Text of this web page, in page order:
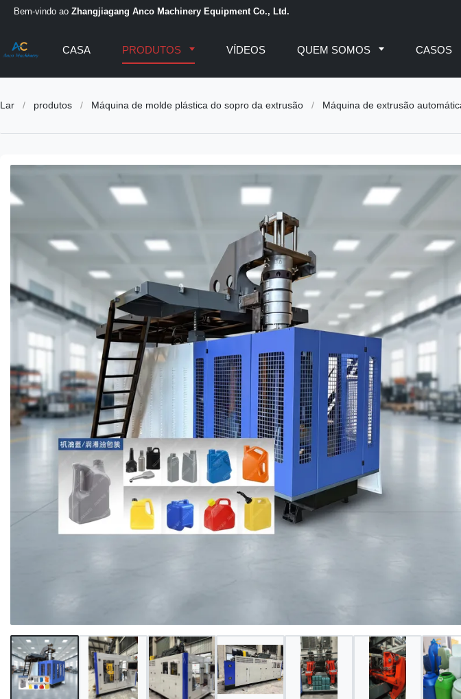
Bem-vindo ao Zhangjiagang Anco Machinery Equipment Co., Ltd.
CASA PRODUTOS VÍDEOS QUEM SOMOS CASOS
Lar / produtos / Máquina de molde plástica do sopro da extrusão / Máquina de extrusão automática